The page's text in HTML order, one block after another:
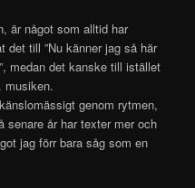
är något som alltid har
det till ”Nu känner jag så här
medan det kanske till istället
musiken.
genom rytmen,
senare år har texter mer och
jag förr bara såg som en